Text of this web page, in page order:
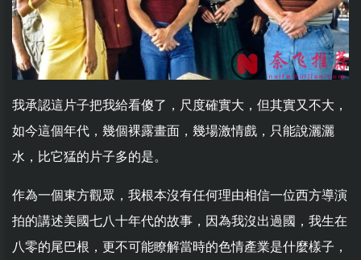
我承認這片子把我給看傻了，尺度確實大，但其實又不大，
如今這個年代，幾個裸露畫面，幾場激情戲，只能說灑灑
水，比它猛的片子多的是。
作為一個東方觀眾，我根本沒有任何理由相信一位西方導演
拍的講述美國七八十年代的故事，因為我沒出過國，我生在
八零的尾巴根，更不可能瞭解當時的色情產業是什麼樣子，